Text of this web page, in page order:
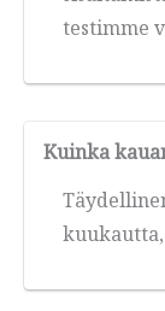
testimme
Kuinka